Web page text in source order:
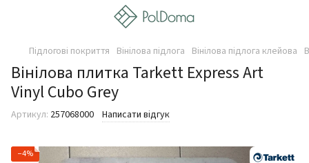
Підлогові покриття Вінілова підлога Вінілова підлога клейова
Вінілова плитка Tarkett Express Art
Vinyl Cubo Grey
Артикул: 257068000 Написати відгук
−4%